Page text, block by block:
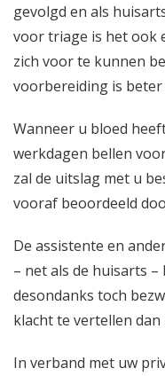
gevolgd en als
voor triage is het ook
zich voor te kunnen
voorbereiding is
Wanneer u bloed
werkdagen bellen
zal de uitslag met u
vooraf beoordeeld
De assistente en
– net als de huisarts
desondanks toch
klacht te vertellen
In verband met uw